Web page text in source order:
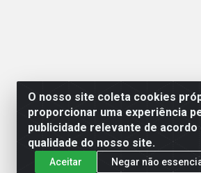
O nosso site coleta cookies
proporcionar uma experiência
publicidade relevante de
qualidade do nosso site.
Aceitar Negar não